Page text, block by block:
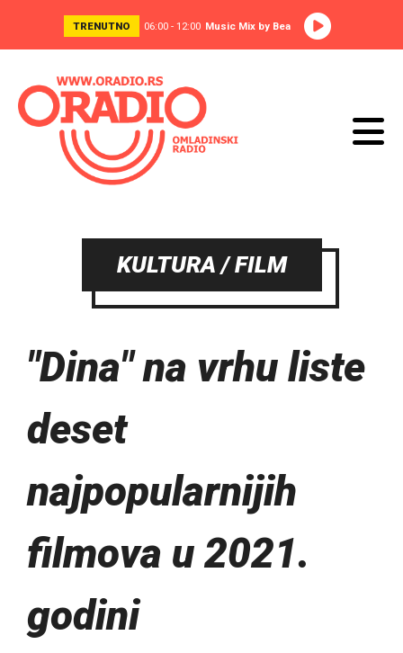
TRENUTNO 06:00 - 12:00 Music Mix by Bea
KULTURA / FILM
"Dina" na vrhu liste
deset
najpopularnijih
filmova u 2021.
godini